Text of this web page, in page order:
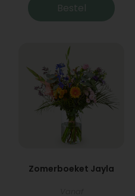
Bestel
Zomerboeket Jayla